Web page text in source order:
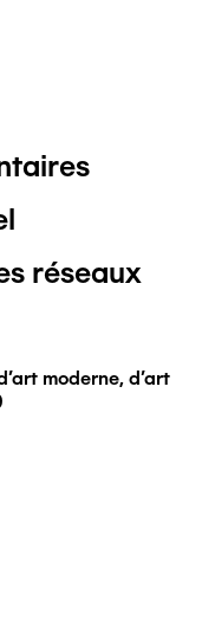
réseaux
moderne, d'art